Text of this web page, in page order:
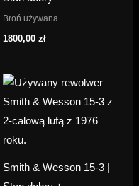
Broń używana
1800,00 zł
Smith & Wesson 15-3 |